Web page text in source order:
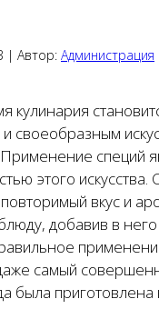
| Автор: Администрация
кулинария
своеобразным
специй
этого
вкус и
добавив в
самый
была